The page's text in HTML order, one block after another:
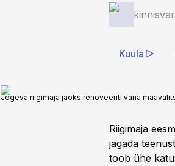
Kuula
Jõgeva riigimaja jaoks renoveeriti vana
Riigimaja
jagada
toob ühe